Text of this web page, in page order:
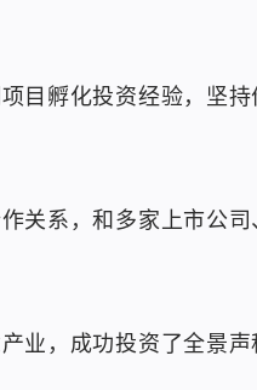
目孵化投资经验，坚
关系，和多家上市公
业，成功投资了全景